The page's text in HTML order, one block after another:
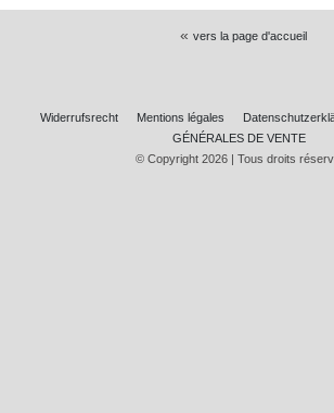
« vers la page d'accueil
Widerrufs­recht Mentions légales
GÉNÉRALES DE VENTE
© Copyright 2026 | Tous droits